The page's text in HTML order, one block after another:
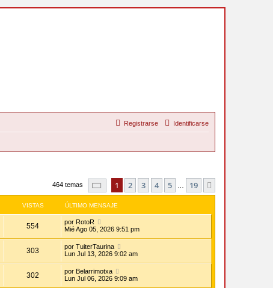
Identificarse
Registrarse
464 temas Página1 de 19
1 2 3 4 5 19
VISTAS ÚLTIMO MENSAJE
554 por RotoR
Mié Ago 05, 2026 9:51 pm
303 por TuiterTaurina
Lun Jul 13, 2026 9:02 am
302 por Belarrimotxa
Lun Jul 06, 2026 9:09 am